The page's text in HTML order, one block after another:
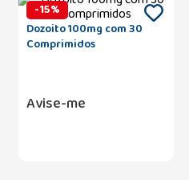
-15%
Dozoito 100mg com 30
Comprimidos
Avise-me